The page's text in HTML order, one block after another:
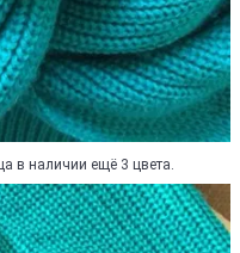
в наличии ещё 3 цвета.